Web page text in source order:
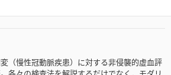
（慢性冠動脈疾患）に対する非侵襲的虚血評